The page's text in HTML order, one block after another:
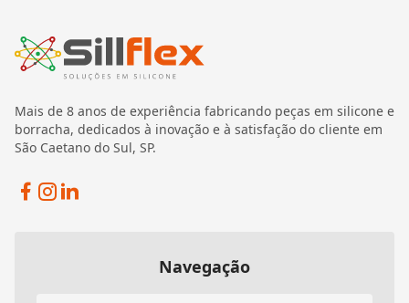
Mais de 8 anos de experiência fabricando peças em silicone e
borracha, dedicados à inovação e à satisfação do cliente em
São Caetano do Sul, SP.
Facebook
Instagram
Navegação